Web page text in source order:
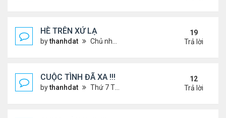
HÈ TRÊN XỨ LẠ
bythanhdat Chủ nhật Tháng 6 30, 2024 12:19 pm
19
Trả lời
CUỘC TÌNH ĐÃ XA !!!
bythanhdat Thứ 7 Tháng 12 14, 2024 2:15 am
12
Trả lời